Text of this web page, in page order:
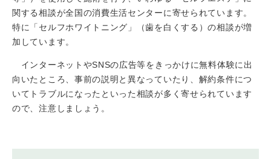
関する相談が全国の消費生活センターに寄せられています。
特に「セルフホワイトニング」（歯を白くする）の相談が増
加しています。
インターネットやSNSの広告等をきっかけに無料体験に出
向いたところ、事前の説明と異なっていたり、解約条件につ
いてトラブルになったといった相談が多く寄せられています
ので、注意しましょう。